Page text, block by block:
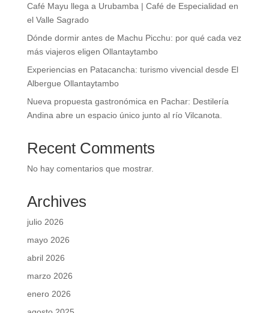
Café Mayu llega a Urubamba | Café de Especialidad en
el Valle Sagrado
Dónde dormir antes de Machu Picchu: por qué cada vez
más viajeros eligen Ollantaytambo
Experiencias en Patacancha: turismo vivencial desde El
Albergue Ollantaytambo
Nueva propuesta gastronómica en Pachar: Destilería
Andina abre un espacio único junto al río Vilcanota.
Recent Comments
No hay comentarios que mostrar.
Archives
julio 2026
mayo 2026
abril 2026
marzo 2026
enero 2026